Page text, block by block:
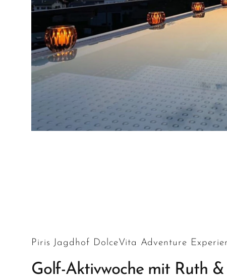
Piris Jagdhof DolceVita Adventure
Golf-Aktivwoche mit Ruth